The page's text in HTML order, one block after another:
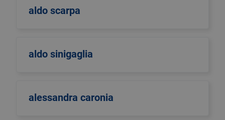
aldo scarpa
aldo sinigaglia
alessandra caronia